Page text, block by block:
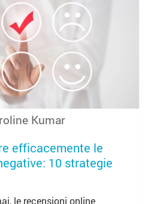
efficacemente le
10 strategie
le recensioni online
Kumar